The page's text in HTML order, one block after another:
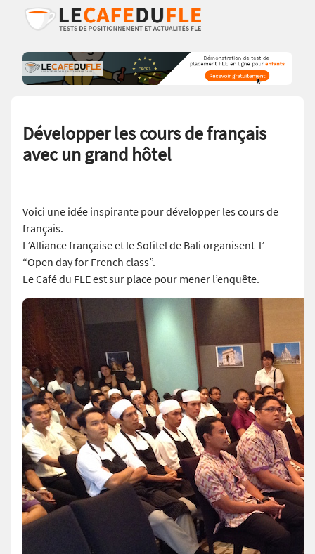
Développer les cours de français
avec un grand hôtel
Voici une idée inspirante pour développer les cours de
français.
L’Alliance française et le Sofitel de Bali organisent l’
“Open day for French class”.
Le Café du FLE est sur place pour mener l’enquête.